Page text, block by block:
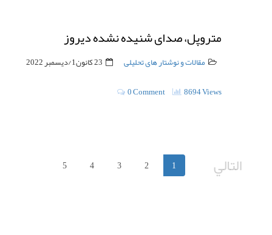
متروپل، صدای شنیده نشده دیروز
مقالات و نوشتار های تحلیلی
23 كانون1/ديسمبر 2022
0 Comment
8694 Views
1
2
3
4
5 التالي